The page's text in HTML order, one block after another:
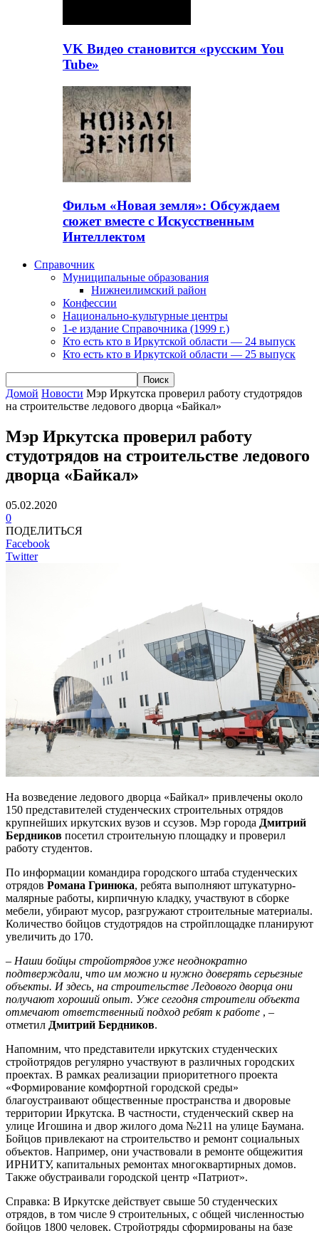
VK Видео становится «русским You
Tube»
Фильм «Новая земля»: Обсуждаем
сюжет вместе с Искусственным
Интеллектом
Справочник
Муниципальные образования
Нижнеилимский район
Конфессии
Национально-культурные центры
1-е издание Справочника (1999 г.)
Кто есть кто в Иркутской области — 24 выпуск
Кто есть кто в Иркутской области — 25 выпуск
Домой Новости Мэр Иркутска проверил работу студотрядов
на строительстве ледового дворца «Байкал»
Мэр Иркутска проверил работу
студотрядов на строительстве ледового
дворца «Байкал»
05.02.2020
0
ПОДЕЛИТЬСЯ
Facebook
Twitter
На возведение ледового дворца «Байкал» привлечены около
150 представителей студенческих строительных отрядов
крупнейших иркутских вузов и ссузов. Мэр города Дмитрий
Бердников посетил строительную площадку и проверил
работу студентов.
По информации командира городского штаба студенческих
отрядов Романа Гринюка, ребята выполняют штукатурно-
малярные работы, кирпичную кладку, участвуют в сборке
мебели, убирают мусор, разгружают строительные материалы.
Количество бойцов студотрядов на стройплощадке планируют
увеличить до 170.
– Наши бойцы стройотрядов уже неоднократно
подтверждали, что им можно и нужно доверять серьезные
объекты. И здесь, на строительстве Ледового дворца они
получают хороший опыт. Уже сегодня строители объекта
отмечают ответственный подход ребят к работе , –
отметил Дмитрий Бердников.
Напомним, что представители иркутских студенческих
стройотрядов регулярно участвуют в различных городских
проектах. В рамках реализации приоритетного проекта
«Формирование комфортной городской среды»
благоустраивают общественные пространства и дворовые
территории Иркутска. В частности, студенческий сквер на
улице Игошина и двор жилого дома №211 на улице Баумана.
Бойцов привлекают на строительство и ремонт социальных
объектов. Например, они участвовали в ремонте общежития
ИРНИТУ, капитальных ремонтах многоквартирных домов.
Также обустраивали городской центр «Патриот».
Справка: В Иркутске действует свыше 50 студенческих
отрядов, в том числе 9 строительных, с общей численностью
бойцов 1800 человек. Стройотряды сформированы на базе